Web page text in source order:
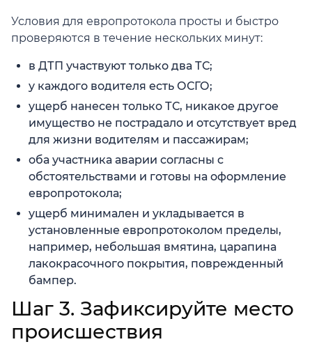
Условия для европротокола просты и быстро
проверяются в течение нескольких минут:
в ДТП участвуют только два ТС;
у каждого водителя есть ОСГО;
ущерб нанесен только ТС, никакое другое
имущество не пострадало и отсутствует вред
для жизни водителям и пассажирам;
оба участника аварии согласны с
обстоятельствами и готовы на оформление
европротокола;
ущерб минимален и укладывается в
установленные европротоколом пределы,
например, небольшая вмятина, царапина
лакокрасочного покрытия, поврежденный
бампер.
Шаг 3. Зафиксируйте место
происшествия